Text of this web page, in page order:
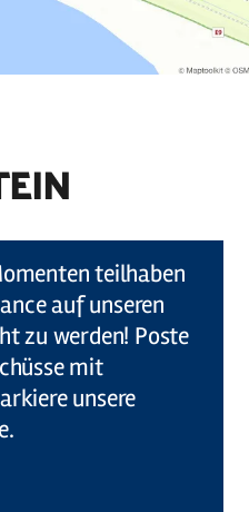
teilhaben
auf unseren
zu werden! Poste
mit
unsere